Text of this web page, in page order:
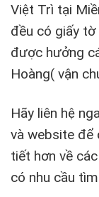
Việt Trì tại
đều có giấy tờ
được hưởng
Hoàng( vận
Hãy liên hệ
và website để
tiết hơn về
có nhu cầu